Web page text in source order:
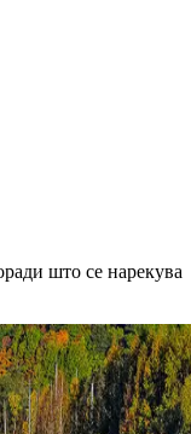
што се нарекува